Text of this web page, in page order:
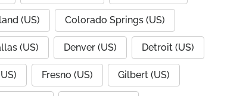
(US) Colorado Springs (US)
(US) Denver (US) Detroit (US)
Fresno (US) Gilbert (US)